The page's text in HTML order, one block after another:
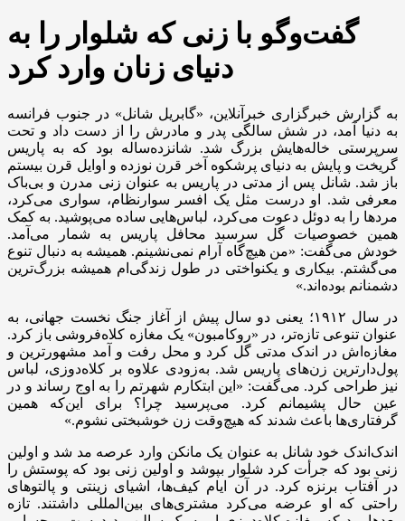
گفت‌وگو با زنی که شلوار را به
دنیای زنان وارد کرد
به گزارش خبرگزاری خبرآنلاین، «گابریل شانل» در جنوب فرانسه
به دنیا آمد، در شش سالگی پدر و مادرش را از دست داد و تحت
سرپرستی خاله‌هایش بزرگ شد. شانزده‌ساله بود که به پاریس
گریخت و پایش به دنیای پرشکوه آخر قرن نوزده و اوایل قرن بیستم
باز شد. شانل پس از مدتی در پاریس به عنوان زنی مدرن و بی‌باک
معرفی شد. او درست مثل یک افسر سوارنظام، سواری می‌کرد،
مردها را به دوئل دعوت می‌کرد، لباس‌هایی ساده می‌پوشید. به کمک
همین خصوصیات گل سرسبد محافل پاریس به شمار می‌آمد.
خودش می‌گفت: «من هیچ‌گاه آرام نمی‌نشینم. همیشه به دنبال تنوع
می‌گشتم. بیکاری و یکنواختی در طول زندگی‌ام همیشه بزرگ‌ترین
دشمنانم بوده‌اند.»
در سال ۱۹۱۲؛ یعنی دو سال پیش از آغاز جنگ نخست جهانی، به
عنوان تنوعی تازه‌تر، در «روکامبون» یک مغازه کلاه‌فروشی باز کرد.
مغازه‌اش در اندک مدتی گل کرد و محل رفت و آمد مشهورترین و
پول‌دارترین زن‌های پاریس شد. به‌زودی علاوه بر کلاه‌دوزی، لباس
نیز طراحی کرد. می‌گفت: «این ابتکارم شهرتم را به اوج رساند و در
عین حال پشیمانم کرد. می‌پرسید چرا؟ برای این‌که همین
گرفتاری‌ها باعث شدند که هیچ‌وقت زن خوشبختی نشوم.»
اندک‌اندک خود شانل به عنوان یک مانکن وارد عرصه مد شد و اولین
زنی بود که جرأت کرد شلوار بپوشد و اولین زنی بود که پوستش را
در آفتاب برنزه کرد. در آن ایام کیف‌ها، اشیای زینتی و پالتوهای
راحتی که او عرضه می‌کرد مشتری‌های بین‌المللی داشتند. تازه